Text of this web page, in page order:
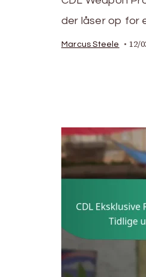
der låser op for
Marcus Steele 12/